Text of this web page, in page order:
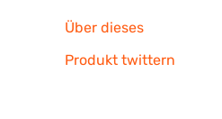
Über dieses
Produkt twittern